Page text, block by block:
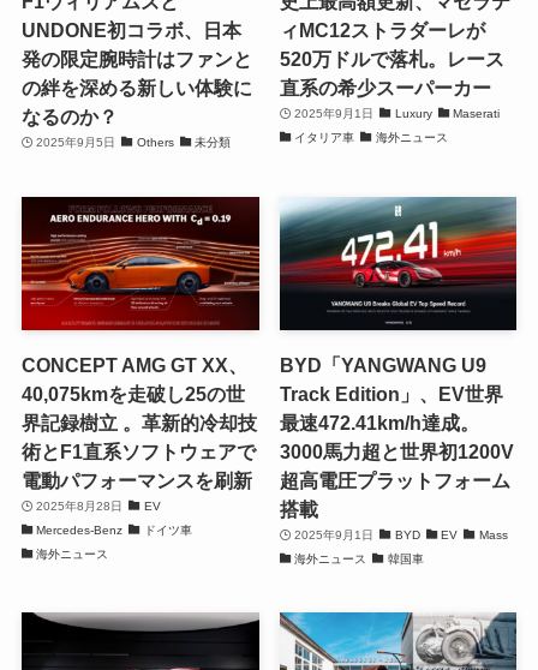
UNDONE初コラボ、日本
発の限定腕時計はファンと
の絆を深める新しい体験に
なるのか？
2025年9月5日 Others 未分類
ィMC12ストラダーレが
520万ドルで落札。レース
直系の希少スーパーカー
2025年9月1日 Luxury
Maserati
イタリア車
海外ニュース
CONCEPT AMG GT XX、
40,075kmを走破し25の世
界記録樹立 。革新的冷却技
術とF1直系ソフトウェアで
電動パフォーマンスを刷新
2025年8月28日
EV
Mercedes-Benz
ドイツ車
海外ニュース
BYD「YANGWANG U9
Track Edition」、EV世界
最速472.41km/h達成。
3000馬力超と世界初1200V
超高電圧プラットフォーム
搭載
2025年9月1日 BYD EV
Mass
海外ニュース
韓国車